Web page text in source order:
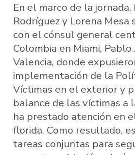
En el marco de la jornada,
Rodríguez y Lorena Mesa
con el cónsul general
Colombia en Miami,
Valencia, donde
implementación de la
Víctimas en el exterior y
balance de las víctimas a
ha prestado atención en
florida. Como resultado,
tareas conjuntas para